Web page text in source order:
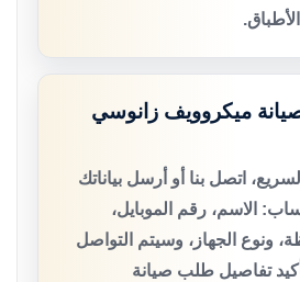
ميكروويف زانوسي
اتصل بنا أو أرسل بياناتك
الاسم، رقم الموبايل،
ونوع الجهاز، وسيتم التواصل
تفاصيل طلب صيانة